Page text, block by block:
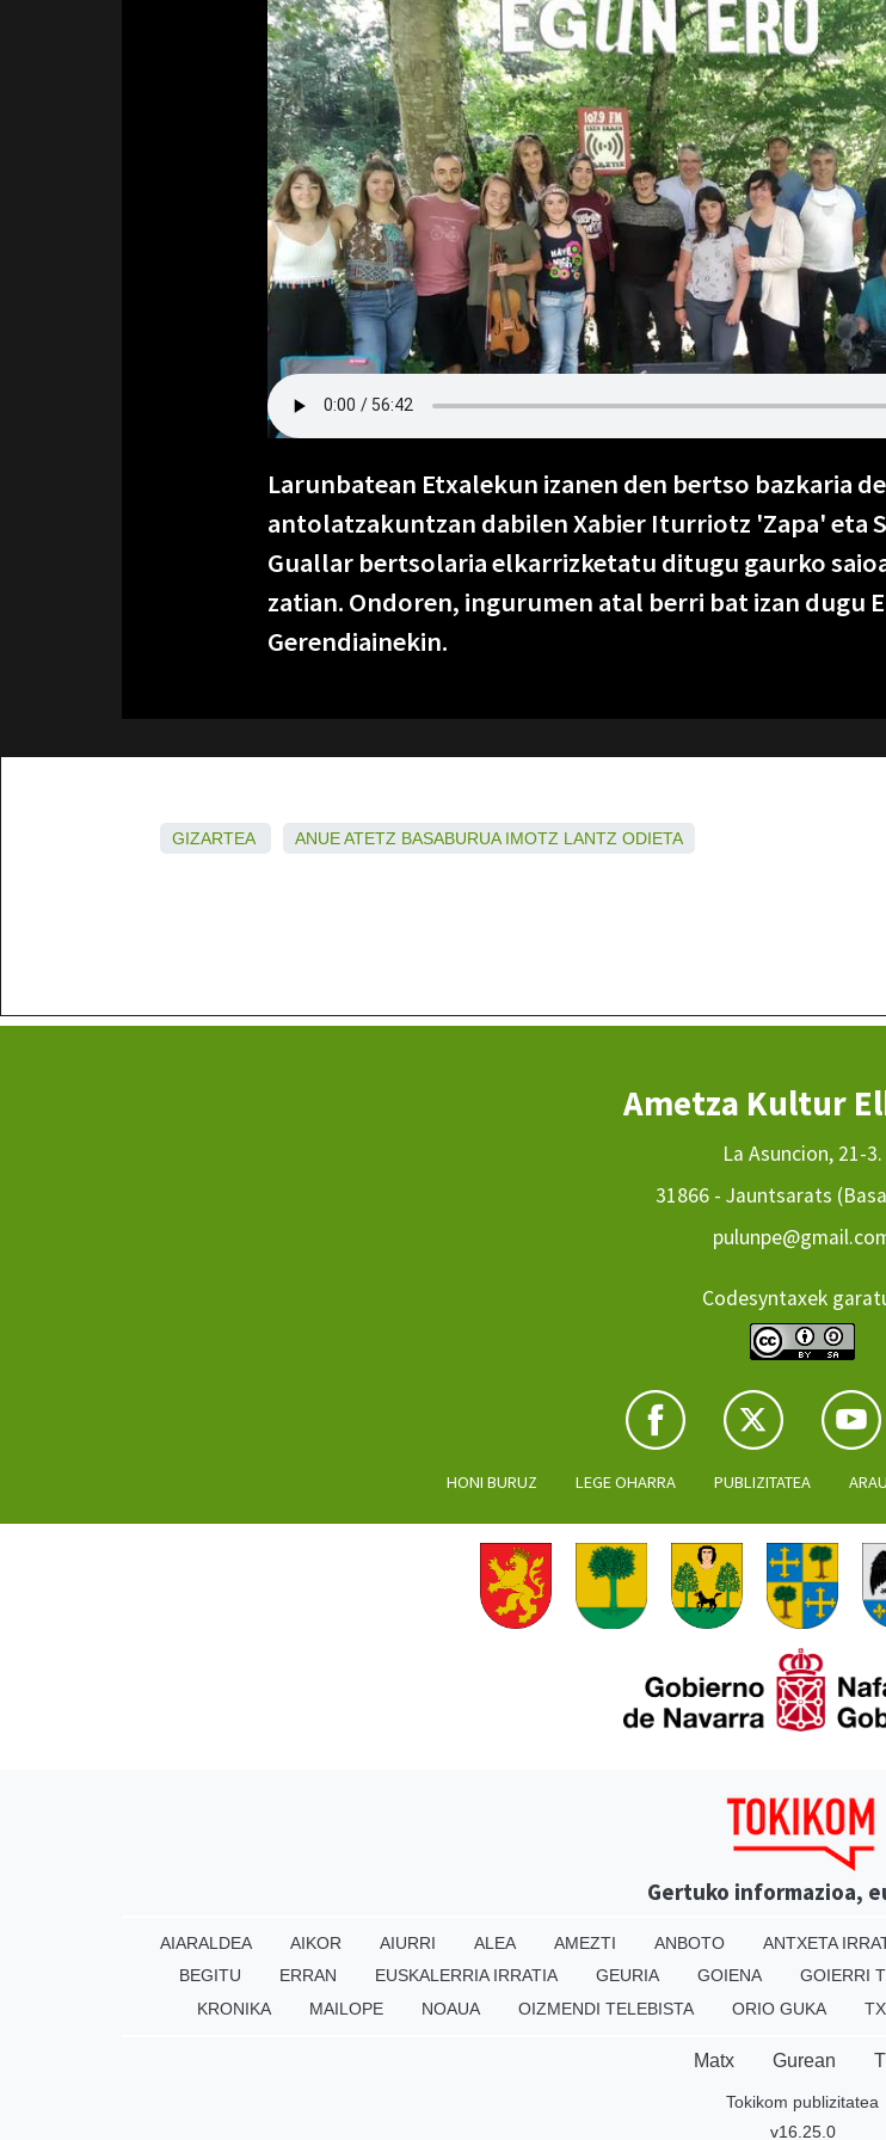
Larunbatean Etxalekun izanen den bertso bazkaria
antolatzakuntzan dabilen Xabier Iturriotz 'Zapa' eta
Guallar bertsolaria elkarrizketatu ditugu gaurko
zatian. Ondoren, ingurumen atal berri bat izan dugu
Gerendiainekin.
GIZARTEA ANUEATETZ BASABURUA IMOTZ LANTZ ODIETA
Ametza Kultur
La Asuncion, 21-3.
31866 - Jauntsarats
Codesyntaxek
HONI BURUZ LEGE OHARRA PUBLIZITATEA
Gertuko informazioa,
AIARALDEA AIKOR AIURRI ALEA AMEZTI ANBOTO ANTXETA
BEGITU
ERRAN EUSKALERRIA IRRATIA GEURIA GOIENA GOIERRI
KRONIKA
MAILOPE NOAUA OIZMENDI TELEBISTA ORIO GUKA
Matx Gurean
Tokikom publizitatea
v16.25.0